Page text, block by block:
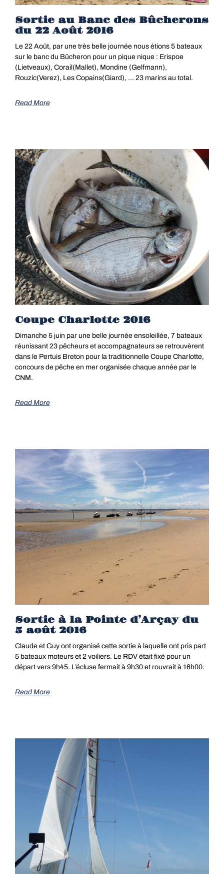
Sortie au Banc des Bûcherons
du 22 Août 2016
Le 22 Août, par une très belle journée nous étions 5 bateaux
sur le banc du Bûcheron pour un pique nique : Erispoe
(Lietveaux), Corail(Mallet), Mondine (Gelfmann),
Rouzic(Verez), Les Copains(Giard), … 23 marins au total.
Read More
Coupe Charlotte 2016
Dimanche 5 juin par une belle journée ensoleillée, 7 bateaux
réunissant 23 pêcheurs et accompagnateurs se retrouvèrent
dans le Pertuis Breton pour la traditionnelle Coupe Charlotte,
concours de pêche en mer organisée chaque année par le
CNM.
Read More
Sortie à la Pointe d’Arçay du
5 août 2016
Claude et Guy ont organisé cette sortie à laquelle ont pris part
5 bateaux moteurs et 2 voiliers. Le RDV était fixé pour un
départ vers 9h45. L’écluse fermait à 9h30 et rouvrait à 16h00.
Read More